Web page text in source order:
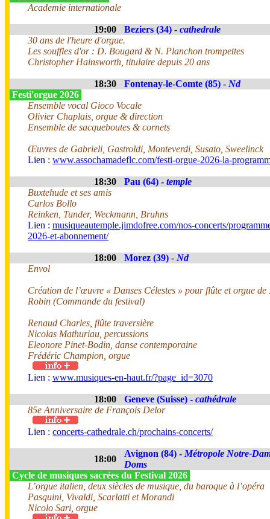
Academie internationale
19:00 Beziers (34) - cathedrale
30 ans de l'heure d'orgue.
Les souffles d'or : D. Bougard & N. Planchon trompettes
Christopher Hainsworth, titulaire depuis 20 ans
18:30 Fontenay-le-Comte (85) - Nd
Festi'orgue 2026
Ensemble vocal Gioco Vocale
Olivier Chaplais, orgue & direction
Ensemble de sacqueboutes & cornets
Œuvres de Gabrieli, Gastroldi, Monteverdi, Susato, Sweelinck
Lien : www.assochamadeflc.com/festi-orgue-2026-la-
18:30 Pau (64) - temple
Buxtehude et ses amis
Carlos Bollo
Reinken, Tunder, Weckmann, Bruhns
Lien : musiqueautemple.jimdofree.com/nos-concerts/
2026-et-abonnement/
18:00 Morez (39) - Nd
Envol
Création de l’œuvre « Danses Célestes » pour flûte et orgue de
Robin (Commande du festival)
Renaud Charles, flûte traversière
Nicolas Mathuriau, percussions
Eleonore Pinet-Bodin, danse contemporaine
Frédéric Champion, orgue
Lien : www.musiques-en-haut.fr/?page_id=3070
18:00 Geneve (Suisse) - cathédrale
85e Anniversaire de François Delor
Lien : concerts-cathedrale.ch/prochains-concerts/
18:00
Avignon (84) - Métropole Notre-
Doms
Cycle de musiques sacrées du Festival 2026
L’orgue italien, deux siècles de musique, du baroque à l’opéra
Pasquini, Vivaldi, Scarlatti et Morandi
Nicolo Sari, orgue